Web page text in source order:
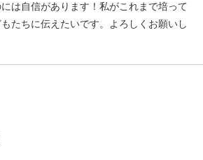
は自信があります！私がこれまで培って
たちに伝えたいです。よろしくお願いし